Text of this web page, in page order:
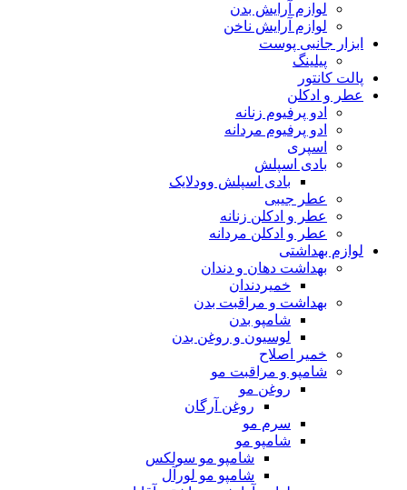
لوازم آرایش بدن
لوازم آرایش ناخن
ابزار جانبی پوست
پیلینگ
پالت کانتور
عطر و ادکلن
ادو پرفیوم زنانه
ادو پرفیوم مردانه
اسپری
بادی اسپلش
بادی اسپلش وودلایک
عطر جیبی
عطر و ادکلن زنانه
عطر و ادکلن مردانه
لوازم بهداشتی
بهداشت دهان و دندان
خمیردندان
بهداشت و مراقبت بدن
شامپو بدن
لوسیون و روغن بدن
خمیر اصلاح
شامپو و مراقبت مو
روغن مو
روغن آرگان
سرم مو
شامپو مو
شامپو مو سولکس
شامپو مو لورآل